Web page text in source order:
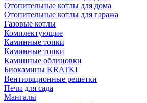
Отопительные котлы для дома
Отопительные котлы для гаража
Газовые котлы
Комплектующие
Каминные топки
Каминные топки
Каминные облицовки
Биокамины KRATKI
Вентиляционные решетки
Печи для сада
Мангалы